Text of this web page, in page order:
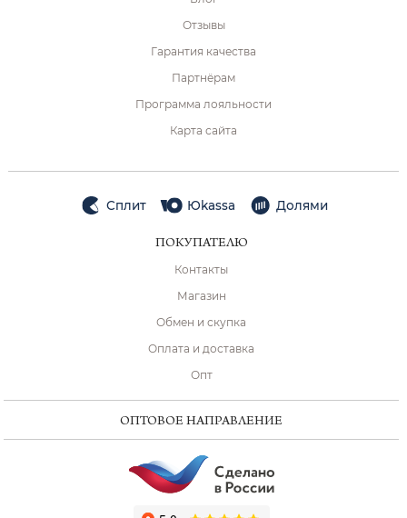
Отзывы
Гарантия качества
Партнёрам
Программа лояльности
Карта сайта
Сплит Юkassa Долями
ПОКУПАТЕЛЮ
Контакты
Магазин
Обмен и скупка
Оплата и доставка
Опт
ОПТОВОЕ НАПРАВЛЕНИЕ